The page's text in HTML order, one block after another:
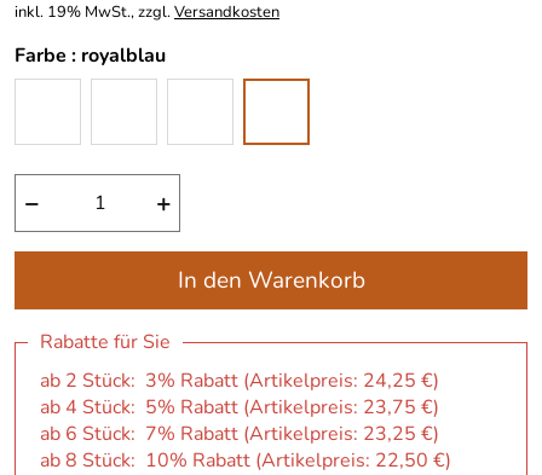
inkl. 19% MwSt., zzgl.Versandkosten
Farbe : royalblau
− +
In den Warenkorb
Rabatte für Sie
ab 2 Stück: 3% Rabatt (Artikelpreis: 24,25 €)
ab 4 Stück: 5% Rabatt (Artikelpreis: 23,75 €)
ab 6 Stück: 7% Rabatt (Artikelpreis: 23,25 €)
ab 8 Stück: 10% Rabatt (Artikelpreis: 22,50 €)